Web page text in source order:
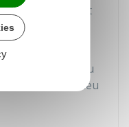
de timbre est
carte.
la préfecture ou
(selon le lieu